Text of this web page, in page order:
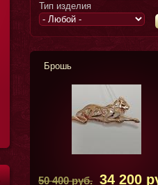
Тип изделия
Брошь
50 400 руб. 34 200